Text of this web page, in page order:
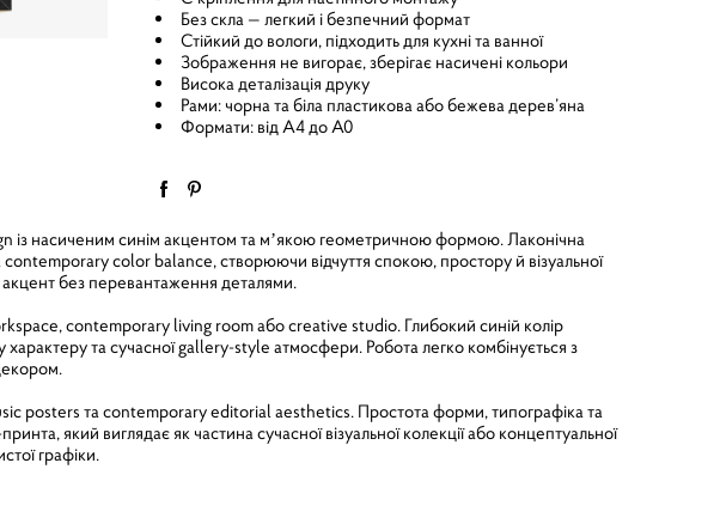
Без скла — легкий і безпечний формат
Стійкий до вологи, підходить для кухні та ванної
Зображення не вигорає, зберігає насичені кольори
Висока деталізація друку
Рами: чорна та біла пластикова або бежева дерев’яна
Формати: від A4 до A0
із насиченим синім акцентом та мʼякою геометричною формою. Лаконічна
color balance, створюючи відчуття спокою, простору й візуальної
без перевантаження деталями.
contemporary living room або creative studio. Глибокий синій колір
та сучасної gallery-style атмосфери. Робота легко комбінується з
posters та contemporary editorial aesthetics. Простота форми, типографіка та
який виглядає як частина сучасної візуальної колекції або концептуальної
графіки.